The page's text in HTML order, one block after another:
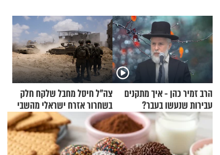
הרב זמיר כהן - איך מתקנים
עבירות שנעשו בעבר?
צה"ל חיסל מחבל שלקח חלק
בשחרור אזרח ישראלי מהשבי